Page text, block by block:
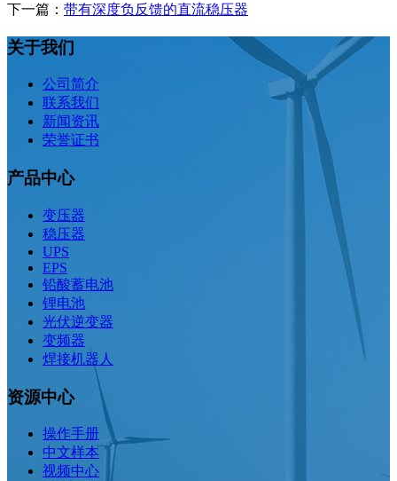
下一篇： 带有深度负反馈的直流稳压器
关于我们
公司简介
联系我们
新闻资讯
荣誉证书
产品中心
变压器
稳压器
UPS
EPS
铅酸蓄电池
锂电池
光伏逆变器
变频器
焊接机器人
资源中心
操作手册
中文样本
视频中心